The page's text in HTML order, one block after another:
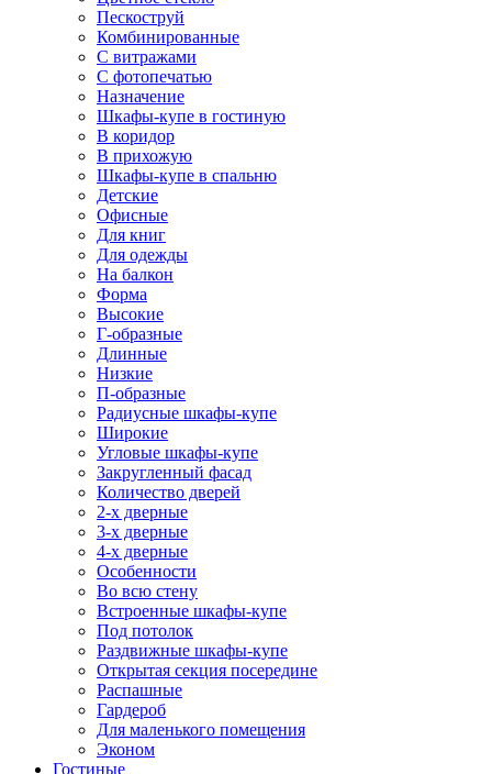
Пескоструй
Комбинированные
С витражами
С фотопечатью
Назначение
Шкафы-купе в гостиную
В коридор
В прихожую
Шкафы-купе в спальню
Детские
Офисные
Для книг
Для одежды
На балкон
Форма
Высокие
Г-образные
Длинные
Низкие
П-образные
Радиусные шкафы-купе
Широкие
Угловые шкафы-купе
Закругленный фасад
Количество дверей
2-х дверные
3-х дверные
4-х дверные
Особенности
Во всю стену
Встроенные шкафы-купе
Под потолок
Раздвижные шкафы-купе
Открытая секция посередине
Распашные
Гардероб
Для маленького помещения
Эконом
Гостиные